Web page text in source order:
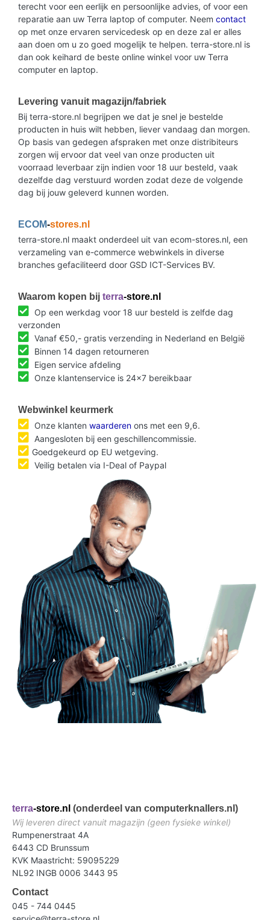
terecht voor een eerlijk en persoonlijke advies, of voor een
reparatie aan uw Terra laptop of computer. Neem contact
op met onze ervaren servicedesk op en deze zal er alles
aan doen om u zo goed mogelijk te helpen. terra-store.nl is
dan ook keihard de beste online winkel voor uw Terra
computer en laptop.
Levering vanuit magazijn/fabriek
Bij terra-store.nl begrijpen we dat je snel je bestelde
producten in huis wilt hebben, liever vandaag dan morgen.
Op basis van gedegen afspraken met onze distribiteurs
zorgen wij ervoor dat veel van onze producten uit
voorraad leverbaar zijn indien voor 18 uur besteld, vaak
dezelfde dag verstuurd worden zodat deze de volgende
dag bij jouw geleverd kunnen worden.
ECOM-stores.nl
terra-store.nl maakt onderdeel uit van ecom-stores.nl, een
verzameling van e-commerce webwinkels in diverse
branches gefaciliteerd door GSD ICT-Services BV.
Waarom kopen bij terra-store.nl
Op een werkdag voor 18 uur besteld is zelfde dag
verzonden
Vanaf €50,- gratis verzending in Nederland en België
Binnen 14 dagen retourneren
Eigen service afdeling
Onze klantenservice is 24x7 bereikbaar
Webwinkel keurmerk
Onze klanten waarderen ons met een 9,6.
Aangesloten bij een geschillencommissie.
Goedgekeurd op EU wetgeving.
Veilig betalen via I-Deal of Paypal
terra-store.nl (onderdeel van computerknallers.nl)
Wij leveren direct vanuit magazijn (geen fysieke winkel)
Rumpenerstraat 4A
6443 CD Brunssum
KVK Maastricht: 59095229
NL92 INGB 0006 3443 95
Contact
045 - 744 0445